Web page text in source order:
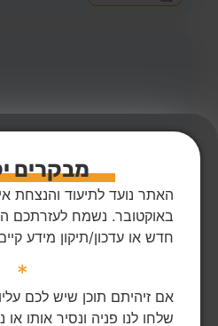
מור טרבלסי
מקום
מבקרים
האתר נועד לתיעוד והנצחת
באוקטובר. נשמח לעזרתכם
חדש או עדכון/תיקון מידע
*
אם זיהיתם תוכן שיש לכם עליו
שלחו לנו פניה ונסיר אותו או